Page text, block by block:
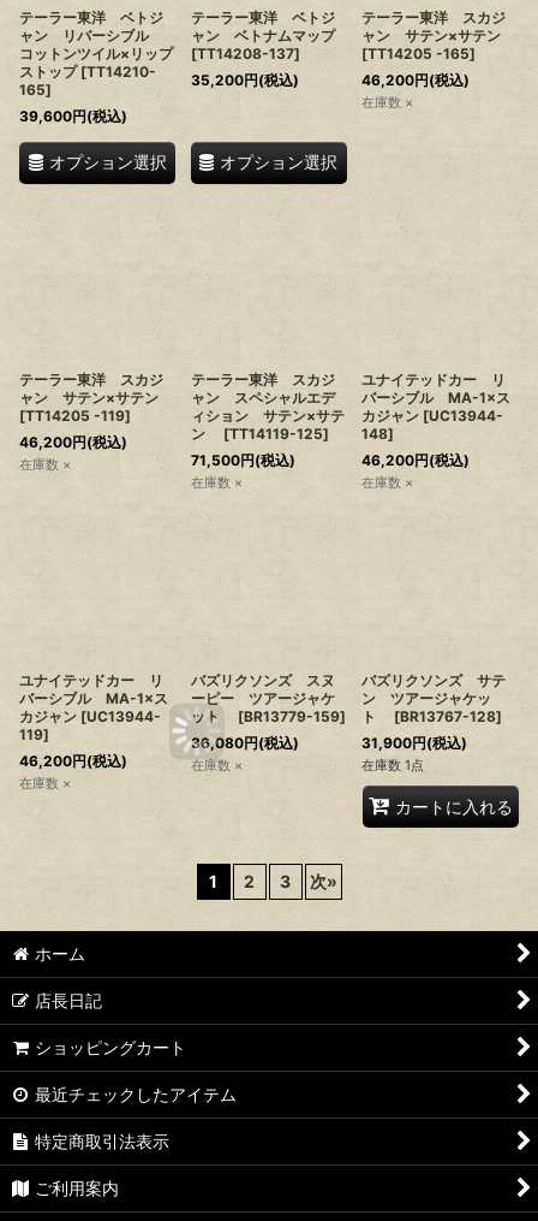
テーラー東洋 ベトジ
ャン リバーシブル
コットンツイル×リップ
ストップ [TT14210-
165]
39,600円(税込)
オプション選択
テーラー東洋 ベトジ
ャン ベトナムマップ
[TT14208-137]
35,200円(税込)
オプション選択
テーラー東洋 スカジ
ャン サテン×サテン
[TT14205 -165]
46,200円(税込)
在庫数 ×
テーラー東洋 スカジ
ャン サテン×サテン
[TT14205 -119]
46,200円(税込)
在庫数 ×
テーラー東洋 スカジ
ャン スペシャルエデ
ィション サテン×サテ
ン
[TT14119-125]
71,500円(税込)
在庫数 ×
ユナイテッドカー リ
バーシブル MA-1×ス
カジャン [UC13944-
148]
46,200円(税込)
在庫数 ×
ユナイテッドカー リ
バーシブル MA-1×ス
カジャン [UC13944-
119]
46,200円(税込)
在庫数 ×
バズリクソンズ スヌ
ーピー ツアージャケ
ット
[BR13779-159]
36,080円(税込)
在庫数 ×
バズリクソンズ サテ
ン ツアージャケッ
ト
[BR13767-128]
31,900円(税込)
在庫数 1点
カートに入れる
1 2 3 次»
ホーム
店長日記
ショッピングカート
最近チェックしたアイテム
特定商取引法表示
ご利用案内